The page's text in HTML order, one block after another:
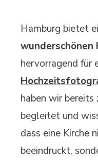
Hamburg bietet
wunderschönen
hervorragend für
haben wir bereits
begleitet und
dass eine Kirche
beeindruckt,